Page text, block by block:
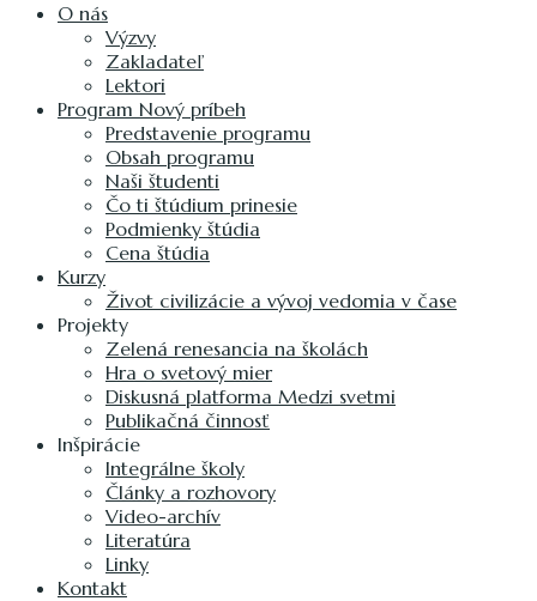
O nás
Výzvy
Zakladateľ
Lektori
Program Nový príbeh
Predstavenie programu
Obsah programu
Naši študenti
Čo ti štúdium prinesie
Podmienky štúdia
Cena štúdia
Kurzy
Život civilizácie a vývoj vedomia v čase
Projekty
Zelená renesancia na školách
Hra o svetový mier
Diskusná platforma Medzi svetmi
Publikačná činnosť
Inšpirácie
Integrálne školy
Články a rozhovory
Video-archív
Literatúra
Linky
Kontakt